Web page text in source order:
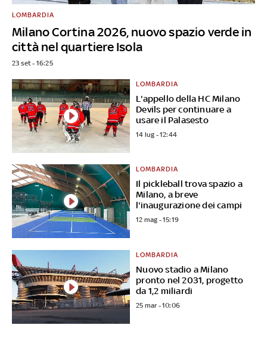
Milano Cortina 2026, nuovo spazio verde in
città nel quartiere Isola
LOMBARDIA
23 set - 16:25
L'appello della HC Milano
Devils per continuare a
usare il Palasesto
LOMBARDIA
14 lug - 12:44
Il pickleball trova spazio a
Milano, a breve
l'inaugurazione dei campi
LOMBARDIA
12 mag - 15:19
Nuovo stadio a Milano
pronto nel 2031, progetto
da 1,2 miliardi
LOMBARDIA
25 mar - 10:06